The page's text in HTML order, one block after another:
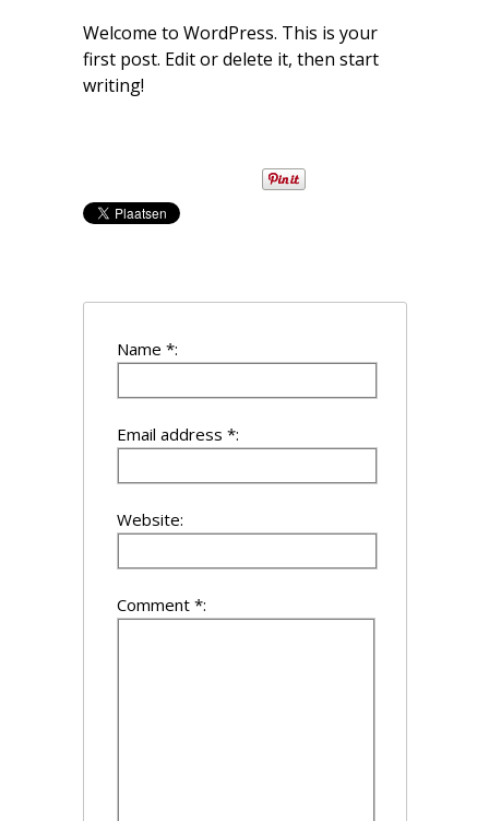
Welcome to WordPress. This is your
first post. Edit or delete it, then start
writing!
Name *:
Email address *:
Website:
Comment *: